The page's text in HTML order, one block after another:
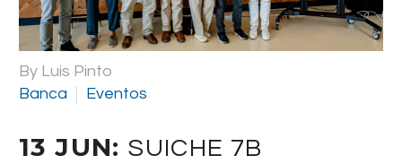
By Luis Pinto
Banca
Eventos
13 JUN:SUICHE 7B